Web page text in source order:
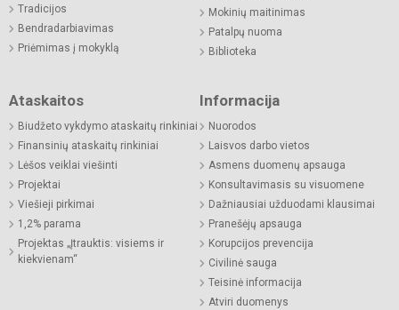
Tradicijos
Bendradarbiavimas
Priėmimas į mokyklą
Mokinių maitinimas
Patalpų nuoma
Biblioteka
Ataskaitos
Biudžeto vykdymo ataskaitų rinkiniai
Finansinių ataskaitų rinkiniai
Lėšos veiklai viešinti
Projektai
Viešieji pirkimai
1,2% parama
Projektas „Įtrauktis: visiems ir
kiekvienam“
Informacija
Nuorodos
Laisvos darbo vietos
Asmens duomenų apsauga
Konsultavimasis su visuomene
Dažniausiai užduodami klausimai
Pranešėjų apsauga
Korupcijos prevencija
Civilinė sauga
Teisinė informacija
Atviri duomenys